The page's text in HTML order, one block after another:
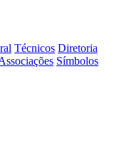
Técnicos Diretoria
Símbolos